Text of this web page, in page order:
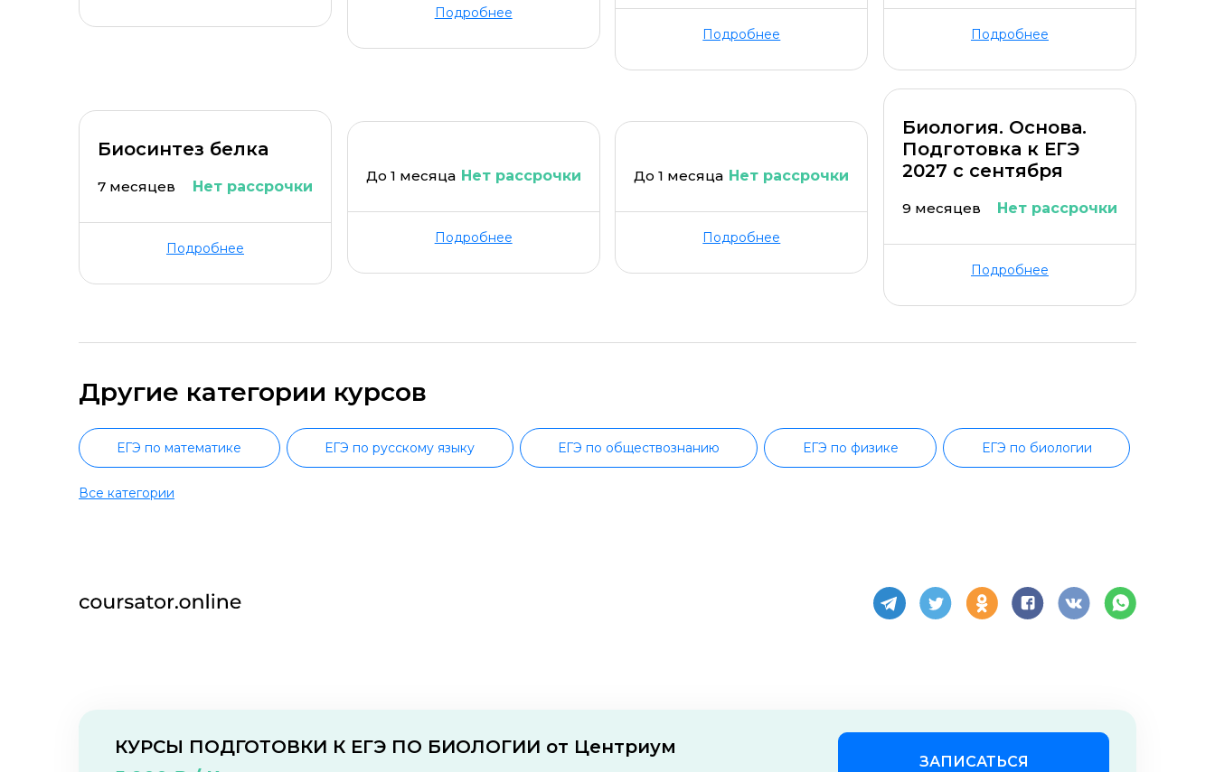
Подробнее
Подробнее Подробнее
Биосинтез белка
7 месяцев Нет рассрочки
Подробнее
До 1 месяца Нет рассрочки
Подробнее
До 1 месяца Нет рассрочки
Подробнее
Биология. Основа.
Подготовка к ЕГЭ
2027 с cентября
9 месяцев Нет рассрочки
Подробнее
Другие категории курсов
ЕГЭ по математике ЕГЭ по русскому языку ЕГЭ по обществознанию ЕГЭ по физике ЕГЭ по биологии
ЕГЭ по химии
Все категории
КУРСЫ ПОДГОТОВКИ К ЕГЭ ПО БИОЛОГИИ от Центриум
ЗАПИСАТЬСЯ